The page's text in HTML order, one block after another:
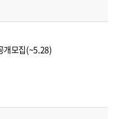
개모집(~5.28)